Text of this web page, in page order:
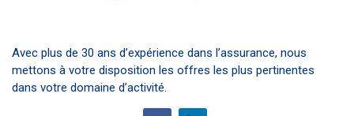
Avec plus de 30 ans d’expérience dans l’assurance, nous
mettons à votre disposition les offres les plus pertinentes
dans votre domaine d’activité.